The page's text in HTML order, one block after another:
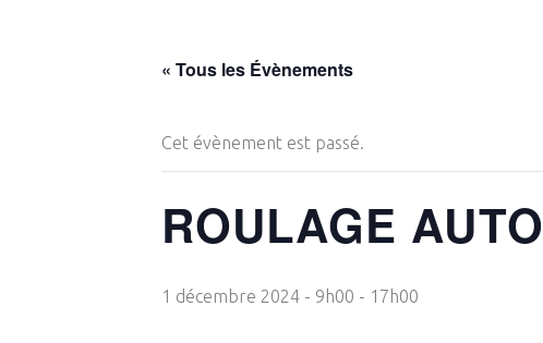
« Tous les Évènements
Cet évènement est passé.
ROULAGE AUTO
1 décembre 2024 - 9h00 - 17h00